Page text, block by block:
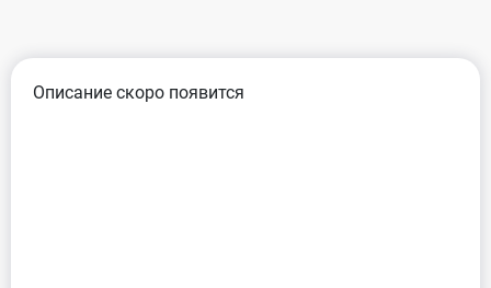
Описание скоро появится